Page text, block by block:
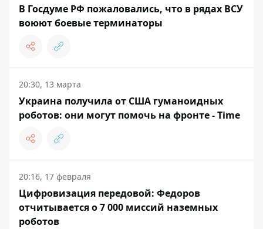
В Госдуме РФ пожаловались, что в рядах ВСУ
воюют боевые терминаторы
20:30, 13 марта
Украина получила от США гуманоидных
роботов: они могут помочь на фронте - Time
20:16, 17 февраля
Цифровизация передовой: Федоров
отчитывается о 7 000 миссий наземных
роботов